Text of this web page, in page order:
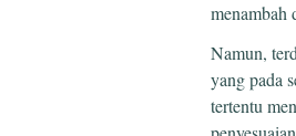
menambah
Namun,
yang pada
tertentu